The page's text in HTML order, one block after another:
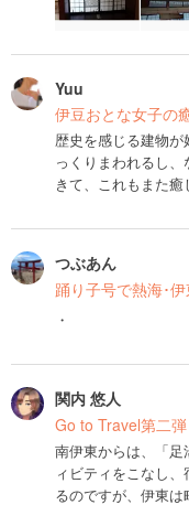
Yuu
伊豆おとな女子の
歴史を感じる建物
っくりまわれるし
きて、これもまた癒
つぶあん
踊り子号で熱海･
・
関内 悠人
Go to Travel第二
南伊東からは、「
ィビティをこなし
るのですが、伊東